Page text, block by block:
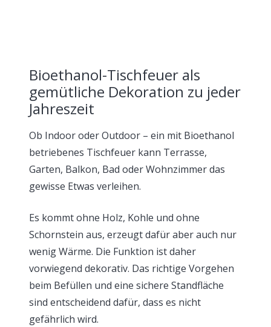
Bioethanol-Tischfeuer als
gemütliche Dekoration zu jeder
Jahreszeit
Ob Indoor oder Outdoor – ein mit Bioethanol
betriebenes Tischfeuer kann Terrasse,
Garten, Balkon, Bad oder Wohnzimmer das
gewisse Etwas verleihen.
Es kommt ohne Holz, Kohle und ohne
Schornstein aus, erzeugt dafür aber auch nur
wenig Wärme. Die Funktion ist daher
vorwiegend dekorativ. Das richtige Vorgehen
beim Befüllen und eine sichere Standfläche
sind entscheidend dafür, dass es nicht
gefährlich wird.